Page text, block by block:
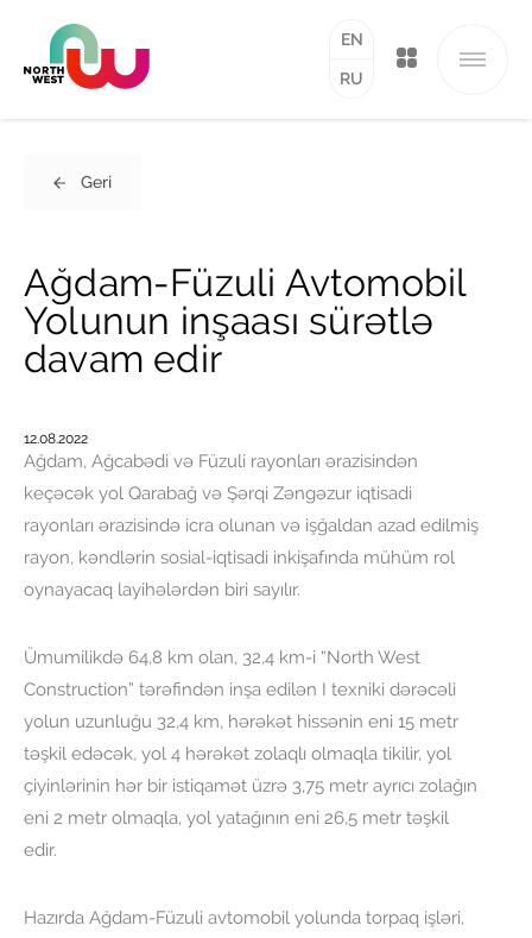
EN
RU
Geri
Ağdam-Füzuli Avtomobil
Yolunun inşaası sürətlə
davam edir
12.08.2022
Ağdam, Ağcabədi və Füzuli rayonları ərazisindən
keçəcək yol Qarabağ və Şərqi Zəngəzur iqtisadi
rayonları ərazisində icra olunan və işğaldan azad edilmiş
rayon, kəndlərin sosial-iqtisadi inkişafında mühüm rol
oynayacaq layihələrdən biri sayılır.
Ümumilikdə 64,8 km olan, 32,4 km-i “North West
Construction” tərəfindən inşa edilən I texniki dərəcəli
yolun uzunluğu 32,4 km, hərəkət hissənin eni 15 metr
təşkil edəcək, yol 4 hərəkət zolaqlı olmaqla tikilir, yol
çiyinlərinin hər bir istiqamət üzrə 3,75 metr ayrıcı zolağın
eni 2 metr olmaqla, yol yatağının eni 26,5 metr təşkil
edir.
Hazırda Ağdam-Füzuli avtomobil yolunda torpaq işləri,